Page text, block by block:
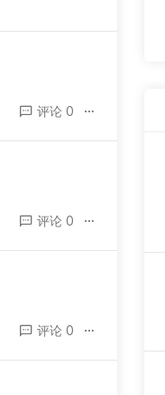
评论 0
评论 0
评论 0